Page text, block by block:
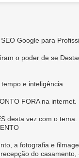
Google para
o poder de se
e inteligência.
FORA na internet.
desta vez com o tema:
a fotografia e
do casamento,